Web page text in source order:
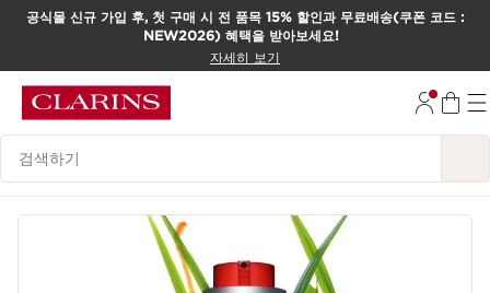
컨텐츠로 이동하기
공식몰 신규 가입 후, 첫 구매 시 전 품목 15% 할인과 무료배송(쿠폰 코드 :
NEW2026) 혜택을 받아보세요!
자세히 보기
범례 검색하기